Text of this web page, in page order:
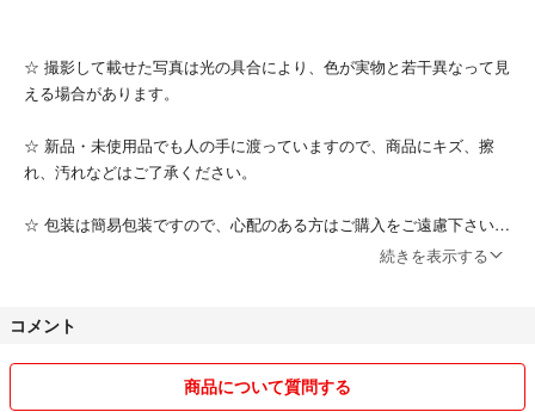
ベージュ系
通常価格 ¥6,490(税込)
※ 新品未使用品ですが自宅保管の為、完璧を求める方はご購入をお控え下
※画面上と実物では多少色具合が異なって見える場合もございます。
ト ビジネス おしゃれ 夏 アウター ジャケット スリム ちょいワル 40代メ
丈 大人カジュアル メンズジャケット カジュアルジャケット かっこい
い カッコイイ 服 生地 柄 シンプル キレイめ ライトアウター リネン ジャ
☆ 撮影して載せた写真は光の具合により、色が実物と若干異なって見
える場合があります。
☆ 新品・未使用品でも人の手に渡っていますので、商品にキズ、擦
れ、汚れなどはご了承ください。
☆ 包装は簡易包装ですので、心配のある方はご購入をご遠慮下さい。
☆➖➖➖➖➖➖➖➖➖➖➖➖➖☆
来るだけ迅速かつ誠実に対応できるよう頑張ります。
続きを表示する
コメント
商品について質問する